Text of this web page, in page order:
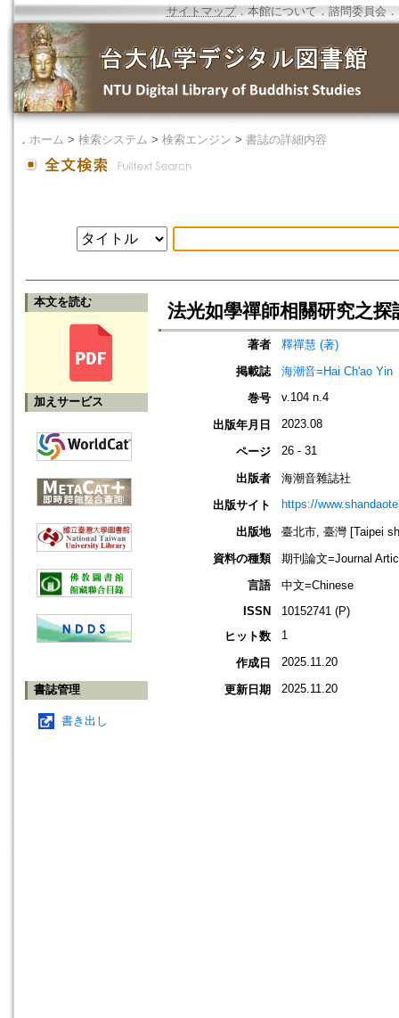
サイトマップ．本館について ． 諮問委員会 ．
． ホーム > 検索システム > 検索エンジン > 書誌の詳細内容
本文を読む
加えサービス
書誌管理
書き出し
法光如學禪師相關研究之探
著者
釋禪慧 (著)
掲載誌
海潮音=Hai Ch'ao Yin
巻号
v.104 n.4
出版年月日 2023.08
ページ 26 - 31
出版者
海潮音雜誌社
出版サイト
https://
出版地
臺北市, 臺灣 [Taipei
資料の種類
期刊論文=Journal
言語
中文=Chinese
ISSN
10152741 (P)
ヒット数
1
作成日 2025.11.20
更新日期 2025.11.20